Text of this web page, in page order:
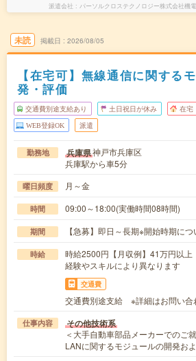
派遣会社 パーソルクロステクノロジー株式会社機
未読 掲載日 2026/08/05
【在宅可】無線通信に関する
発・評価
交通費別途支給あり 土日祝日が休み 在宅
WEB登録OK 派遣
勤務地 兵庫県神戸市兵庫区
兵庫駅から車5分
曜日頻度 月～金
時間 09:00～18:00(実働時間08時間)
期間 【急募】即日～長期※開始時期に
時給
時給2500円【月収例】41万円以
経験やスキルにより異なります
交通費
交通費別途支給 ※詳細はお問い合
仕事内容 その他技術系
＜大手自動車部品メーカーでのご
LANに関するモジュールの開発お